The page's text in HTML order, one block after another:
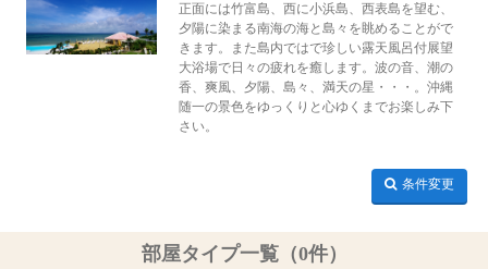
正面には竹富島、西に小浜島、西表島を望む、
夕陽に染まる南海の海と島々を眺めることがで
きます。また島内ではで珍しい露天風呂付展望
大浴場で日々の疲れを癒します。波の音、潮の
香、爽風、夕陽、島々、満天の星・・・。沖縄
随一の景色をゆっくりと心ゆくまでお楽しみ下
さい。
条件変更
部屋タイプ一覧（0件）